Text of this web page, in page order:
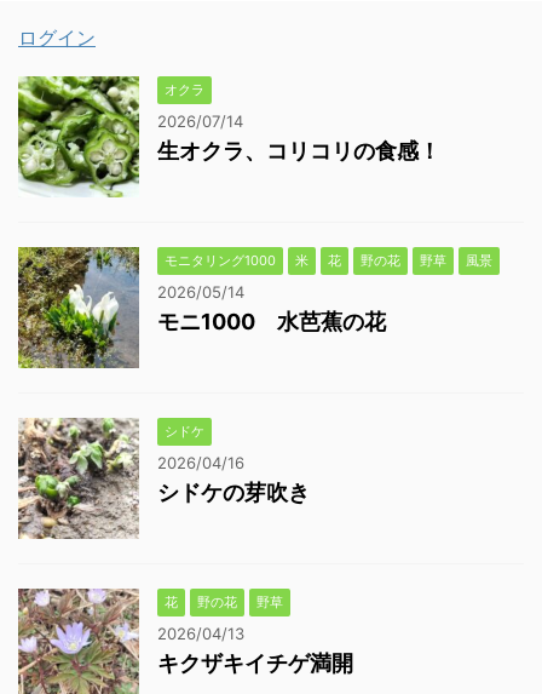
ログイン
オクラ
2026/07/14
生オクラ、コリコリの食感！
モニタリング1000 米 花 野の花 野草 風景
2026/05/14
モニ1000 水芭蕉の花
シドケ
2026/04/16
シドケの芽吹き
花 野の花 野草
2026/04/13
キクザキイチゲ満開